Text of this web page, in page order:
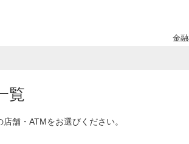
金
覧
舗・ATMをお選びください。